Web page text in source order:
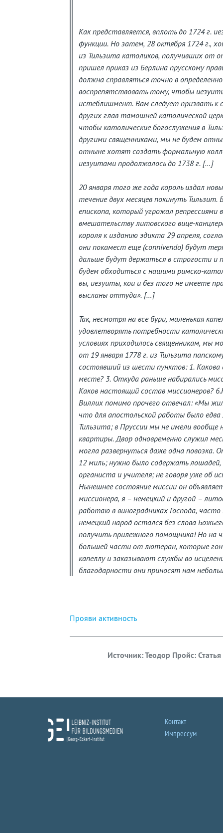
Как представляется, вплоть до 1724 г.
функции. Но затем, 28 октября 1724 г.,
из Тильзита католиков, получивших от
пришел приказ из Берлина прусскому
должна справляться точно в
воспрепятствовать тому, чтобы
истеблишмент. Вам следует призвать к
других глав тамошней католической
чтобы католические богослужения в
другими священниками, мы не будем
отныне хотят создать формальную
иезуитами продолжалось до 1738 г. […]
20 января того же года король издал
течение двух месяцев покинуть
епископа, который угрожал
вмешательству литовского вице-
короля к изданию эдикта 29 апреля,
они покамест еще (connivendo) будут
дальше будут держаться в строгости и
будем обходиться с нашими римско-
вы, иезуиты, кои и без того не имеете
высланы оттуда». […]
Так, несмотря на все бури, маленькая
удовлетворять потребности
условиях приходилось священникам, мы
от 19 января 1778 г. из Тильзита
состоявший из шести пунктов: 1. Какова
месте? 3. Откуда раньше набирались
Каков настоящий состав миссионеров?
Виллих помимо прочего отвечал: «Мы
что для апостольской работы было
Тильзита; в Пруссии мы не имели вообще
квартиры. Двор одновременно служил
могла развернуться даже одна
12 миль; нужно было содержать
органиста и учителя; не говоря уже об
Нынешнее состояние миссии он
миссионера, я – немецкий и другой –
работаю в виноградниках Господа,
немецкий народ остался без слова
получить прилежного помощника! Но на
большей части от лютеран, которые
капеллу и заказывают службы во
благодарности они приносят нам
Прояви активность
Источник: Теодор Пройс:
Контакт
Импрессум